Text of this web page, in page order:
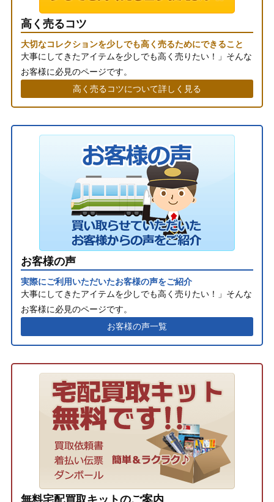
高く売るコツ
大切なコレクションを少しでも高く売るためにできること
大事にしてきたアイテムを少しでも高く売りたい！」そんな
お客様に必見のページです。
高く売るコツについて詳しく見る
お客様の声
実際にご利用いただいたお客様の声をご紹介
大事にしてきたアイテムを少しでも高く売りたい！」そんな
お客様に必見のページです。
お客様の声一覧